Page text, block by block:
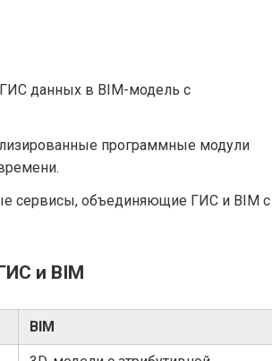
данных в BIM-модель с
программные модули
сервисы, объединяющие ГИС и BIM с
и BIM
BIM